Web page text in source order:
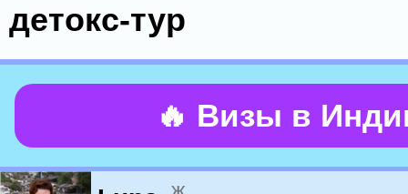
детокс-тур
🔥 Визы в